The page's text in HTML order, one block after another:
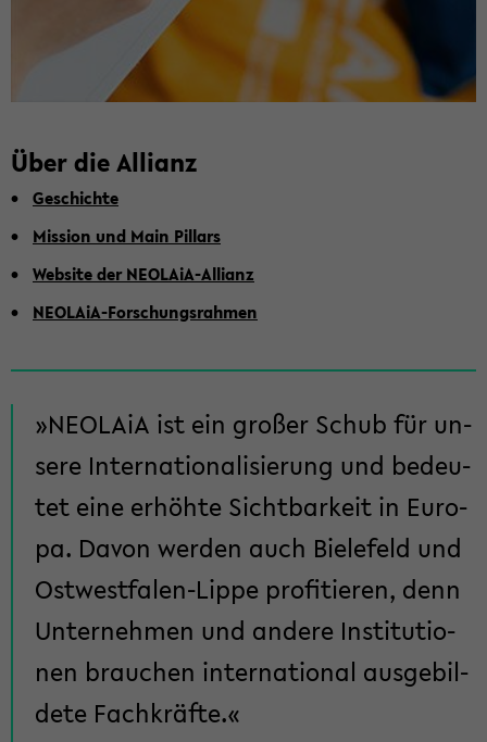
Über die Al­li­anz
Ge­schich­te
Mis­si­on und Main Pil­lars
Web­site der NEOLAiA-​Allianz
NEOLAiA-​Forschungsrahmen
NEO­LA­iA ist ein gro­ßer Schub für un­
se­re In­ter­na­tio­na­li­sie­rung und be­deu­
tet eine er­höh­te Sicht­bar­keit in Eu­ro­
pa. Davon wer­den auch Bie­le­feld und
Ostwestfalen-​Lippe pro­fi­tie­ren, denn
Un­ter­neh­men und an­de­re In­sti­tu­tio­
nen brau­chen in­ter­na­tio­nal aus­ge­bil­
de­te Fach­kräf­te.